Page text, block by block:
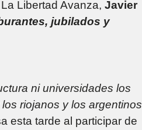
Libertad Avanza, Javier
jubilados y
ni universidades los
riojanos y los argentinos
esta tarde al participar de